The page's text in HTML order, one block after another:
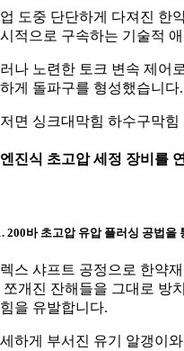
도중 단단하게 다져진 한
적으로 구속하는 기술적
나 노련한 토크 변속 제어
게 돌파구를 형성했습니다.
면 싱크대막힘 하수구막힘
진식 초고압 세정 장비를
200바 초고압 유압 플러싱 공법을
스 샤프트 공정으로 한약
쪼개진 잔해들을 그대로 방
을 유발합니다.
하게 부서진 유기 알갱이